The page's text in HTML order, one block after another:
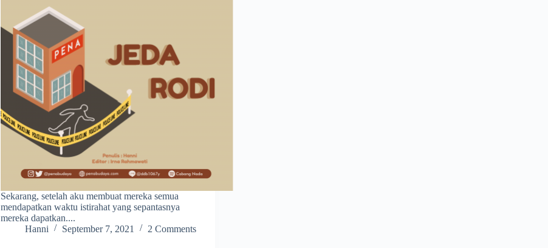
Sekarang, setelah aku membuat mereka semua
mendapatkan waktu istirahat yang sepantasnya
mereka dapatkan....
Hanni
September 7, 2021 2 Comments